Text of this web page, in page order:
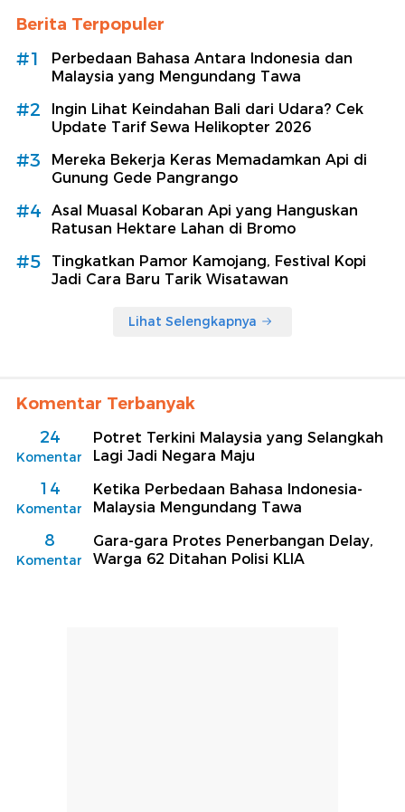
Berita Terpopuler
#1
Perbedaan Bahasa Antara Indonesia dan
Malaysia yang Mengundang Tawa
#2
Ingin Lihat Keindahan Bali dari Udara? Cek
Update Tarif Sewa Helikopter 2026
#3
Mereka Bekerja Keras Memadamkan Api di
Gunung Gede Pangrango
#4
Asal Muasal Kobaran Api yang Hanguskan
Ratusan Hektare Lahan di Bromo
#5
Tingkatkan Pamor Kamojang, Festival Kopi
Jadi Cara Baru Tarik Wisatawan
Lihat Selengkapnya
Komentar Terbanyak
24
Komentar
Potret Terkini Malaysia yang Selangkah
Lagi Jadi Negara Maju
14
Komentar
Ketika Perbedaan Bahasa Indonesia-
Malaysia Mengundang Tawa
8
Komentar
Gara-gara Protes Penerbangan Delay,
Warga 62 Ditahan Polisi KLIA